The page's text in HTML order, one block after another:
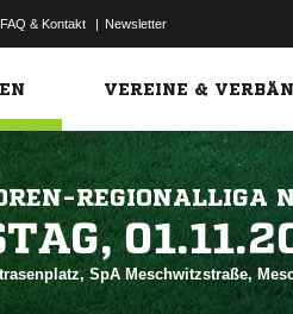
FAQ & Kontakt | Newsletter
VEREINE &
REGIONALLIGA
SpA Meschwitzstraße,